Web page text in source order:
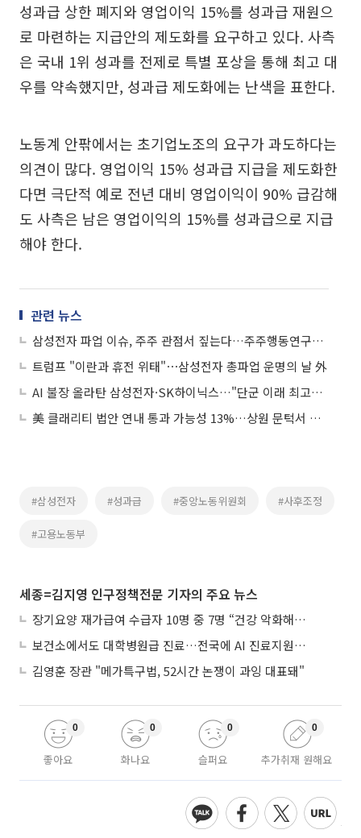
성과급 상한 폐지와 영업이익 15%를 성과급 재원으
로 마련하는 지급안의 제도화를 요구하고 있다. 사측
은 국내 1위 성과를 전제로 특별 포상을 통해 최고 대
우를 약속했지만, 성과급 제도화에는 난색을 표한다.
노동계 안팎에서는 초기업노조의 요구가 과도하다는
의견이 많다. 영업이익 15% 성과급 지급을 제도화한
다면 극단적 예로 전년 대비 영업이익이 90% 급감해
도 사측은 남은 영업이익의 15%를 성과급으로 지급
해야 한다.
관련 뉴스
삼성전자 파업 이슈, 주주 관점서 짚는다…주주행동연구원, 전문가 좌담회 개최
트럼프 "이란과 휴전 위태"⋯삼성전자 총파업 운명의 날 外
AI 불장 올라탄 삼성전자·SK하이닉스…"단군 이래 최고의 기회"
美 클래리티 법안 연내 통과 가능성 13%…상원 문턱서 제동
#삼성전자 #성과급 #중앙노동위원회 #사후조정
#고용노동부
세종=김지영 인구정책전문 기자의 주요 뉴스
장기요양 재가급여 수급자 10명 중 7명 “건강 악화해도 집에서”
보건소에서도 대학병원급 진료…전국에 AI 진료지원도구 보급
김영훈 장관 "메가특구법, 52시간 논쟁이 과잉 대표돼"
좋아요
0
화나요
0
슬퍼요
0
추가취재 원해요
0